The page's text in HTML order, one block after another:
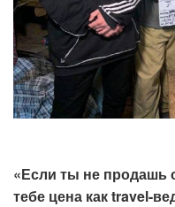
«Если ты не продашь
тебе цена как travel-